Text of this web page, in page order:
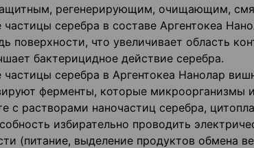
регенерирующим, очищающим,
серебра в составе Аргентокеа
поверхности, что увеличивает область
бактерицидное действие серебра.
серебра в Аргентокеа Нанолар
ферменты, которые микроорганизмы
с растворами наночастиц серебра,
избирательно проводить
(питание, выделение продуктов обмена